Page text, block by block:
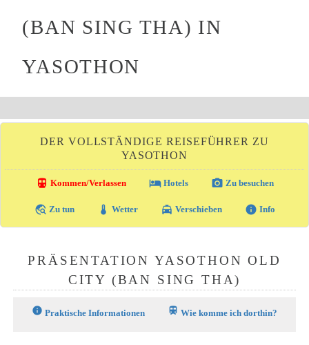
(BAN SING THA) IN
YASOTHON
DER VOLLSTÄNDIGE REISEFÜHRER ZU
YASOTHON
directions_transit Kommen/Verlassen local_hotelHotels photo_camera Zu besuchen
travel_explore Zu tun thermostat Wetter local_taxi Verschieben info Info
PRÄSENTATION YASOTHON OLD
CITY (BAN SING THA)
info Praktische Informationen train Wie komme ich dorthin?